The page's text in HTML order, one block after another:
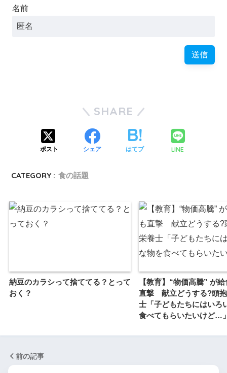
名前
SHARE
ポスト シェア はてブ LINE
CATEGORY : 食の話題
納豆のカラシって捨ててる？とって
おく？
【教育】“物価高騰” が
直撃 献立どうする?頭
士「子どもたちにはいろ
食べてもらいたいけど…
前の記事